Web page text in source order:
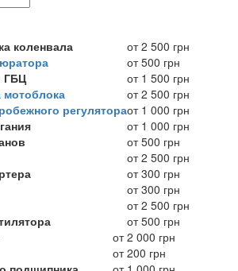
коленвала
от 2 500 грн
от 500 грн
ГБЦ
от 1 500 грн
мотоблока
от 2 500 грн
регулятораот 1 000 грн
от 1 000 грн
от 500 грн
от 2 500 грн
от 300 грн
от 300 грн
от 2 500 грн
от 500 грн
от 2 000 грн
от 200 грн